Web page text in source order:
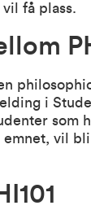
vil få plass.
i
som
vil